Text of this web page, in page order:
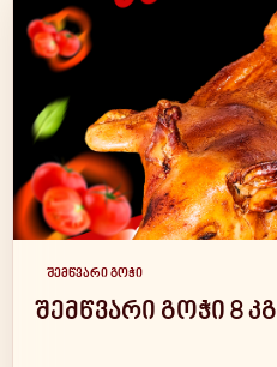
შემწვარი გოჭი
შემწვარი გოჭი 8 კგ